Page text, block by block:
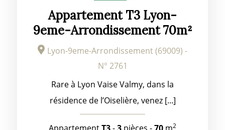
Appartement T3 Lyon-
9eme-Arrondissement 70m²
Lyon-9eme-Arrondissement (69009) -
N° 2761
Rare à Lyon Vaise Valmy, dans la
résidence de l’Oiselière, venez [...]
2